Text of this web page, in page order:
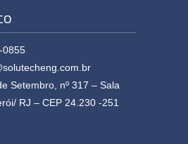
0855
Setembro, nº 317 – Sala
RJ – CEP 24.230 -251